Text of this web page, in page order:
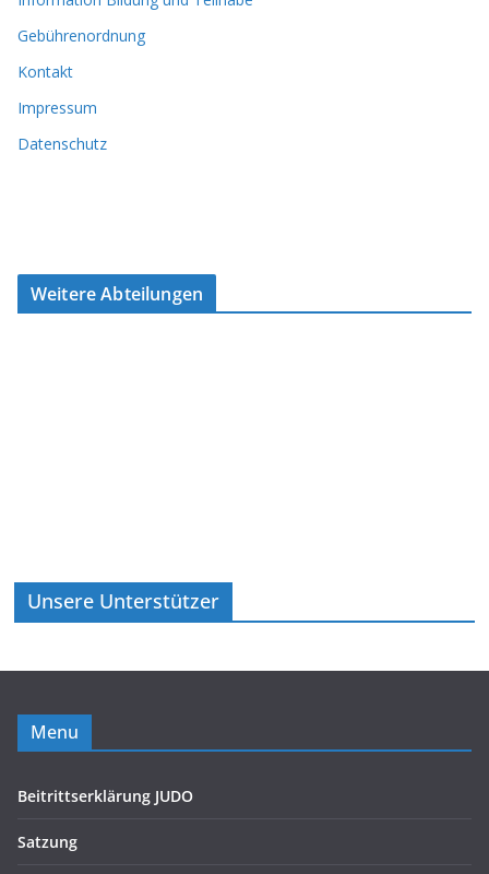
Gebührenordnung
Kontakt
Impressum
Datenschutz
Weitere Abteilungen
Unsere Unterstützer
Menu
Beitrittserklärung JUDO
Satzung